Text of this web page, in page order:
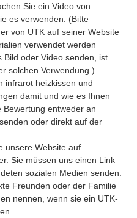
Sie ein Video von
es verwenden. (Bitte
von UTK auf seiner Website
verwendet werden
Bild oder Video senden, ist
solchen Verwendung.)
infrarot heizkissen und
damit und wie es Ihnen
entweder an
oder direkt auf der
unsere Website auf
Sie müssen uns einen Link
sozialen Medien senden.
Freunden oder der Familie
nennen, wenn sie ein UTK-